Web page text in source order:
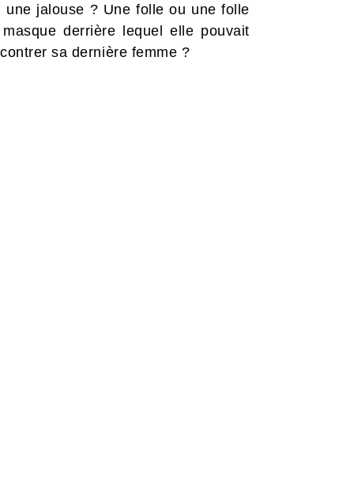
jalouse ? Une folle ou une folle
derrière lequel elle pouvait
sa dernière femme ?